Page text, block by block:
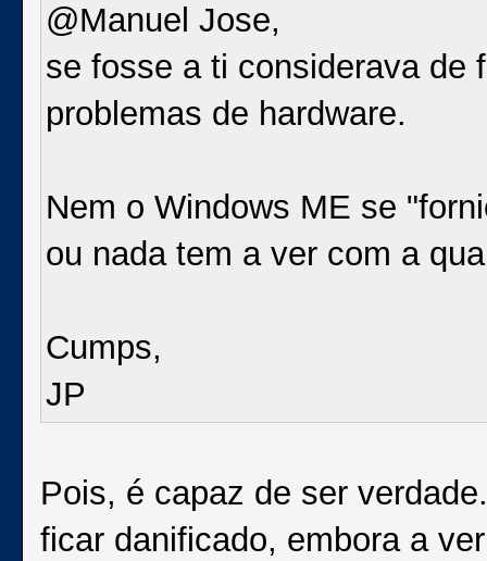
@Manuel Jose,
se fosse a ti considerava de
problemas de hardware.
Nem o Windows ME se
ou nada tem a ver com a
Cumps,
JP
Pois, é capaz de ser
ficar danificado, embora a